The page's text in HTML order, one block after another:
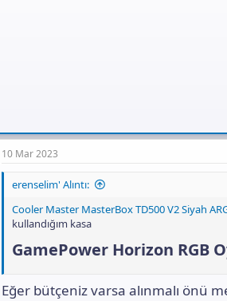
a
10 Mar 2023
erenselim' Alıntı:
Cooler Master MasterBox TD500 V2 Siyah
kullandığım kasa
GamePower Horizon RGB
Eğer bütçeniz varsa alınmalı önü